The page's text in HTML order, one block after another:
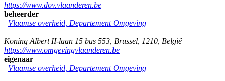
https://www.dov.vlaanderen.be
beheerder
Vlaamse overheid, Departement Omgeving
Koning Albert II-laan 15 bus 553 Brussel 1210 België
https://www.omgevingvlaanderen.be
eigenaar
Vlaamse overheid, Departement Omgeving